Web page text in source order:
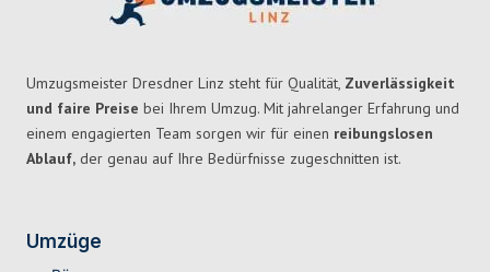
Umzugsmeister Dresdner Linz steht für Qualität, Zuverlässigkeit
und faire Preise bei Ihrem Umzug. Mit jahrelanger Erfahrung und
einem engagierten Team sorgen wir für einen reibungslosen
Ablauf, der genau auf Ihre Bedürfnisse zugeschnitten ist.
Umzüge